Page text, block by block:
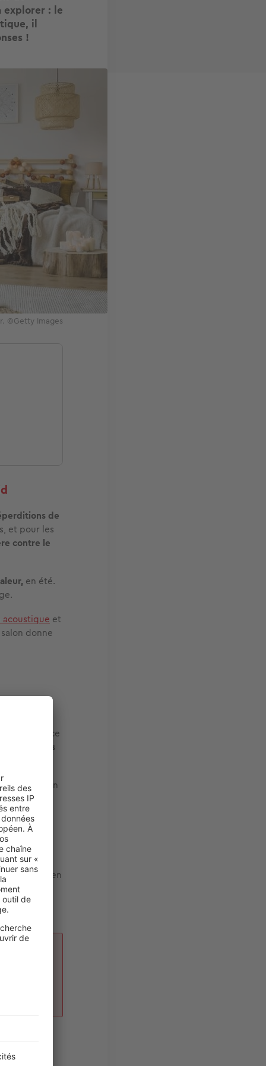
explorer : le
il
!
©Getty Images
de
et pour les
contre le
en été.
et
donne
performance
limite les
en
et leur
et
en
et